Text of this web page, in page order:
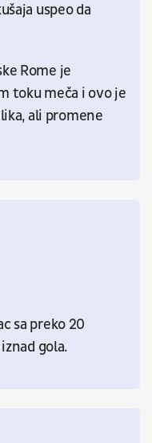
uspeo da
Rome je
toku meča i ovo je
ali promene
sa preko 20
gola.